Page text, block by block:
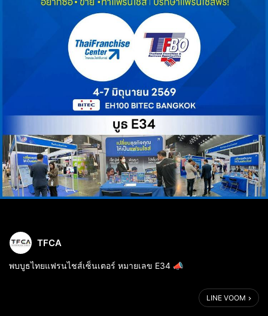
TFCA
พบบูธไทยแฟรนไชส์เซ็นเตอร์ หมายเลข E34 📣
📌งาน Thailand Franchise & Business Opportunities 2026
📆วันที่ 4-7 มิถุนายน 2569 ณ Hall 100 ไบเทค บางนา
LINE VOOM